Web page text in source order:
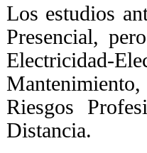
Los estudios
Presencial,
Electricidad-
Riesgos
Distancia.